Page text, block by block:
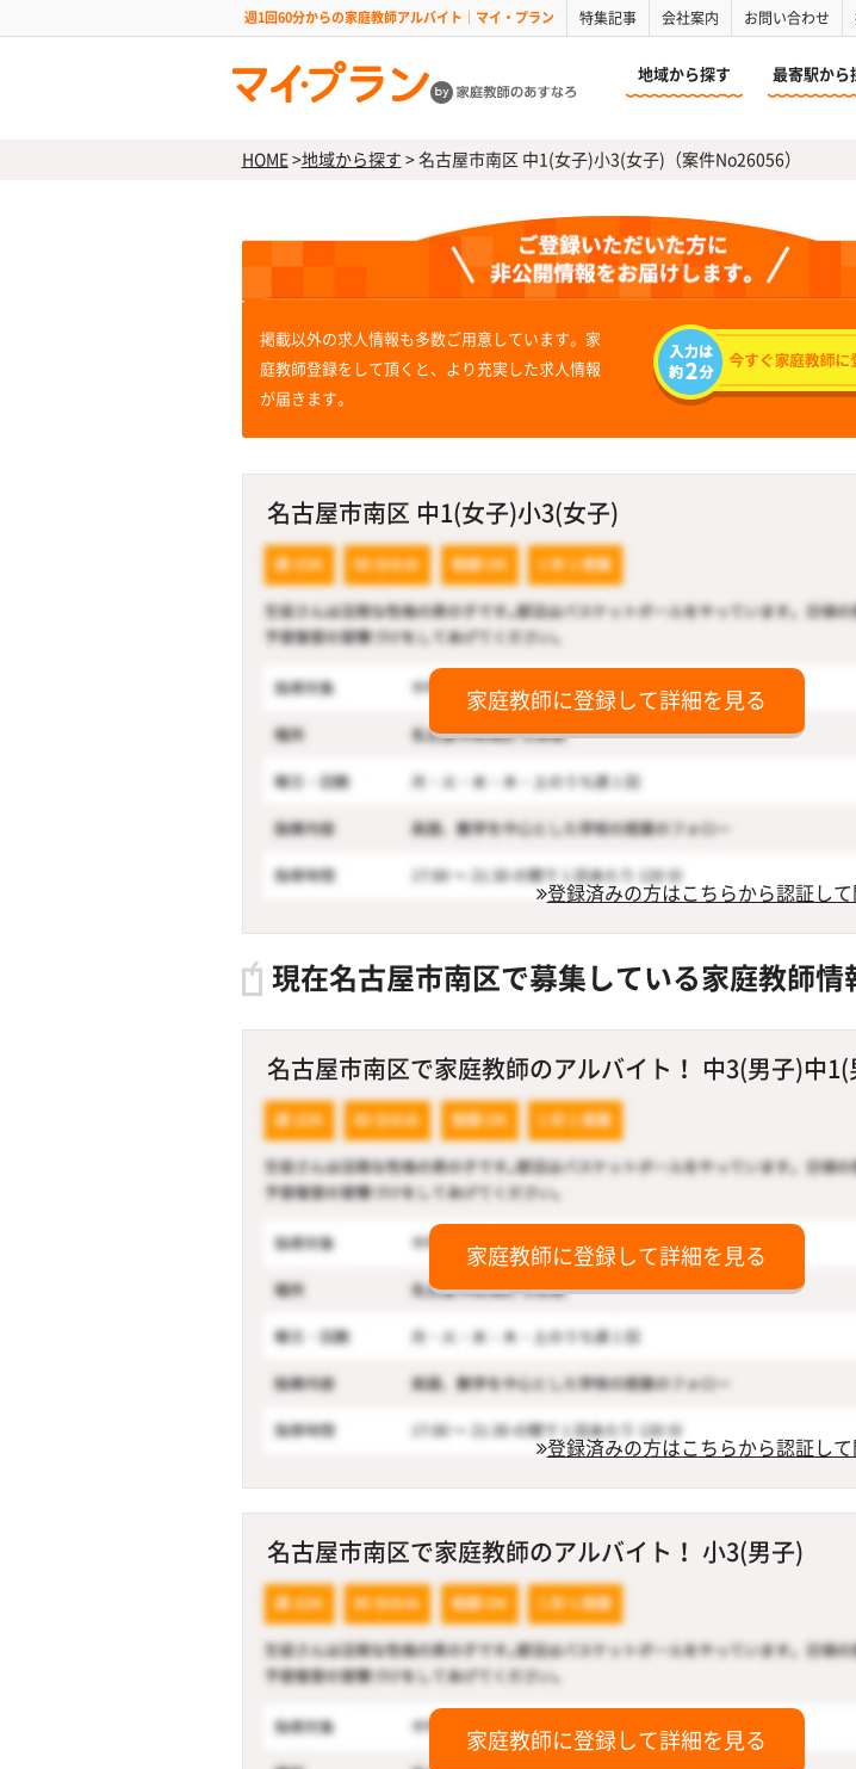
週1回60分からの家庭教師アルバイト｜マイ・プラン 特集記事 会社案内 お問い合わせ
地域から探す 最寄駅から
HOME>地域から探す >名古屋市南区 中1(女子)小3(女子)（案件No26056）
掲載以外の求人情報も多数ご用意しています。家
庭教師登録をして頂くと、より充実した求人情報
が届きます。
名古屋市南区 中1(女子)小3(女子)
家庭教師に登録して詳細を見る
登録済みの方はこちらから認証し
現在名古屋市南区で募集している家庭教師情
名古屋市南区で家庭教師のアルバイト！ 中3(男子)中1(
家庭教師に登録して詳細を見る
登録済みの方はこちらから認証し
名古屋市南区で家庭教師のアルバイト！ 小3(男子)
家庭教師に登録して詳細を見る